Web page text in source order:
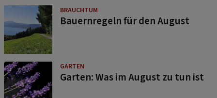
BRAUCHTUM
Bauernregeln für den August
GARTEN
Garten: Was im August zu tun ist